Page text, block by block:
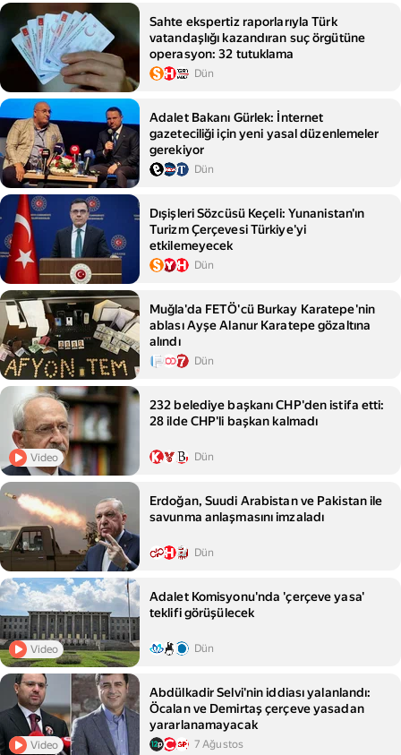
Sahte ekspertiz raporlarıyla Türk
vatandaşlığı kazandıran suç örgütüne
operasyon: 32 tutuklama
Dün
Adalet Bakanı Gürlek: İnternet
gazeteciliği için yeni yasal düzenlemeler
gerekiyor
Dün
Dışişleri Sözcüsü Keçeli: Yunanistan'ın
Turizm Çerçevesi Türkiye'yi
etkilemeyecek
Dün
Muğla'da FETÖ'cü Burkay Karatepe'nin
ablası Ayşe Alanur Karatepe gözaltına
alındı
Dün
Video
232 belediye başkanı CHP'den istifa etti:
28 ilde CHP'li başkan kalmadı
Dün
Erdoğan, Suudi Arabistan ve Pakistan ile
savunma anlaşmasını imzaladı
Dün
Video
Adalet Komisyonu'nda 'çerçeve yasa'
teklifi görüşülecek
Dün
Video
Abdülkadir Selvi'nin iddiası yalanlandı:
Öcalan ve Demirtaş çerçeve yasadan
yararlanamayacak
7 Ağustos